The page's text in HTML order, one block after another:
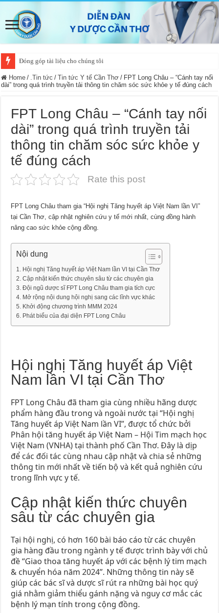
Đóng góp tài liệu cho chúng tôi
Home / .Tin tức / Tin tức Y tế Cần Thơ / FPT Long Châu – “Cánh tay nối
dài” trong quá trình truyền tải thông tin chăm sóc sức khỏe y tế đúng cách
FPT Long Châu – “Cánh tay nối
dài” trong quá trình truyền tải
thông tin chăm sóc sức khỏe y
tế đúng cách
Rate this post
FPT Long Châu tham gia “Hội nghị Tăng huyết áp Việt Nam lần VI”
tại Cần Thơ, cập nhật nghiên cứu y tế mới nhất, cùng đồng hành
nâng cao sức khỏe cộng đồng.
Nội dung
Hội nghị Tăng huyết áp Việt Nam lần VI tại Cần Thơ
Cập nhật kiến thức chuyên sâu từ các chuyên gia
Đội ngũ dược sĩ FPT Long Châu tham gia tích cực
Mở rộng nội dung hội nghị sang các lĩnh vực khác
Khởi động chương trình MMM 2024
Phát biểu của đại diện FPT Long Châu
Hội nghị Tăng huyết áp Việt
Nam lần VI tại Cần Thơ
FPT Long Châu đã tham gia cùng nhiều hãng dược
phẩm hàng đầu trong và ngoài nước tại “Hội nghị
Tăng huyết áp Việt Nam lần VI”, được tổ chức bởi
Phân hội tăng huyết áp Việt Nam – Hội Tim mạch học
Việt Nam (VNHA) tại thành phố Cần Thơ. Đây là dịp
để các đối tác cùng nhau cập nhật và chia sẻ những
thông tin mới nhất về tiến bộ và kết quả nghiên cứu
trong lĩnh vực y tế.
Cập nhật kiến thức chuyên
sâu từ các chuyên gia
Tại hội nghị, có hơn 160 bài báo cáo từ các chuyên
gia hàng đầu trong ngành y tế được trình bày với chủ
đề “Giao thoa tăng huyết áp với các bệnh lý tim mạch
& chuyển hóa năm 2024”. Những thông tin này sẽ
giúp các bác sĩ và dược sĩ rút ra những bài học quý
giá nhằm giảm thiểu gánh nặng và nguy cơ mắc các
bệnh lý mạn tính trong cộng đồng.